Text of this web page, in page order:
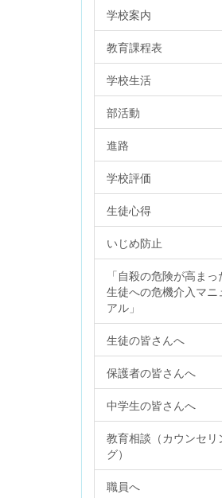
学校案内
教育課程表
学校生活
部活動
進路
学校評価
生徒心得
いじめ防止
「自殺の危険が高まっ
生徒への危機介入マニ
アル」
生徒の皆さんへ
保護者の皆さんへ
中学生の皆さんへ
教育相談（カウンセリ
グ）
職員へ